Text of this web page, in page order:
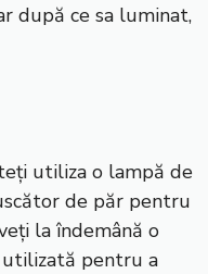
după ce sa luminat,
utiliza o lampă de
de păr pentru
la îndemână o
utilizată pentru a